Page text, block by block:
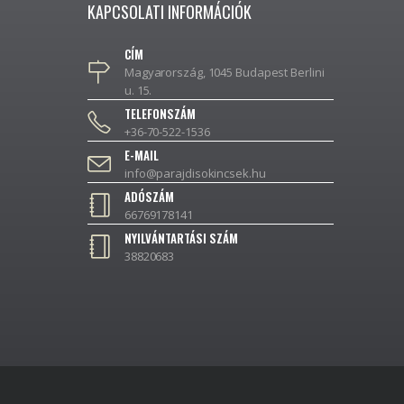
KAPCSOLATI INFORMÁCIÓK
CÍM
Magyarország, 1045 Budapest Berlini
u. 15.
TELEFONSZÁM
+36-70-522-1536
E-MAIL
info@parajdisokincsek.hu
ADÓSZÁM
66769178141
NYILVÁNTARTÁSI SZÁM
38820683